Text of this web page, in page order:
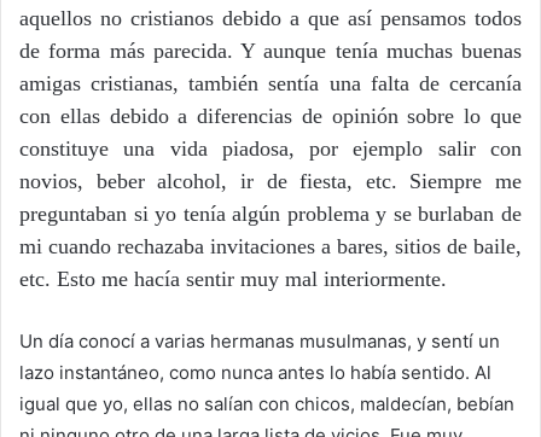
aquellos no cristianos debido a que así pensamos todos
de forma más parecida. Y aunque tenía muchas buenas
amigas cristianas, también sentía una falta de cercanía
con ellas debido a diferencias de opinión sobre lo que
constituye una vida piadosa, por ejemplo salir con
novios, beber alcohol, ir de fiesta, etc. Siempre me
preguntaban si yo tenía algún problema y se burlaban de
mi cuando rechazaba invitaciones a bares, sitios de baile,
etc. Esto me hacía sentir muy mal interiormente.
Un día conocí a varias hermanas musulmanas, y sentí un
lazo instantáneo, como nunca antes lo había sentido. Al
igual que yo, ellas no salían con chicos, maldecían, bebían